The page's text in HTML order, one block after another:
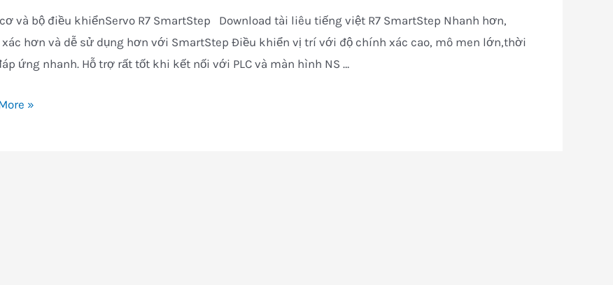
và bộ điều khiểnServo R7 SmartStep Download tài liêu tiếng việt R7 SmartStep Nhanh hơn,
hơn và dễ sử dụng hơn với SmartStep Điều khiển vị trí với độ chính xác cao, mô men lớn,thời
ứng nhanh. Hỗ trợ rất tốt khi kết nối với PLC và màn hình NS …
»